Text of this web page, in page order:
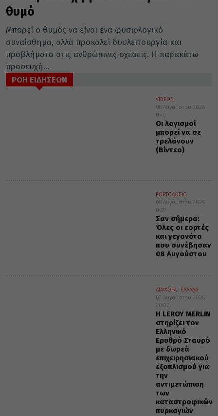
θυμό
Μπορεί ο θυμός να είναι ένα φυσιολογικό
συναίσθημα, αλλά προκαλεί δυσλειτουργία και
προβλήματα στις ανθρώπινες σχέσεις. Η παρακάτω
προσευχή...
ΡΟΗ ΕΙΔΗΣΕΩΝ
VIDEOS
08 Αυγούστου 2026
0:40
Οι λογισμοί
μπορεί να σε
τρελάνουν
(Βίντεο)
ΕΟΡΤΟΛΟΓΙΟ
08 Αυγούστου 2026
0:39
Σαν σήμερα:
Όλες οι εορτές
και γεγονότα
που συνέβησαν
08 Αυγούστου
ΔΙΑΦΟΡΑ
ΕΛΛΑΔΑ
07 Αυγούστου 2026
20:00
Η LEROY MERLIN
στηρίζει τον
Ελληνικό
Ερυθρό Σταυρό
με δωρεά
επιχειρησιακού
εξοπλισμού για
την
αντιμετώπιση
των
καταστροφικών
πυρκαγιών